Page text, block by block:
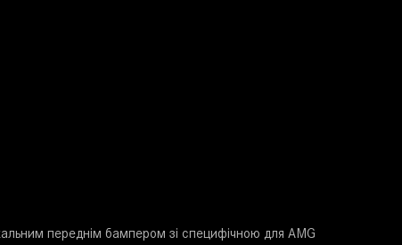
переднім бампером зі специфічною для AMG